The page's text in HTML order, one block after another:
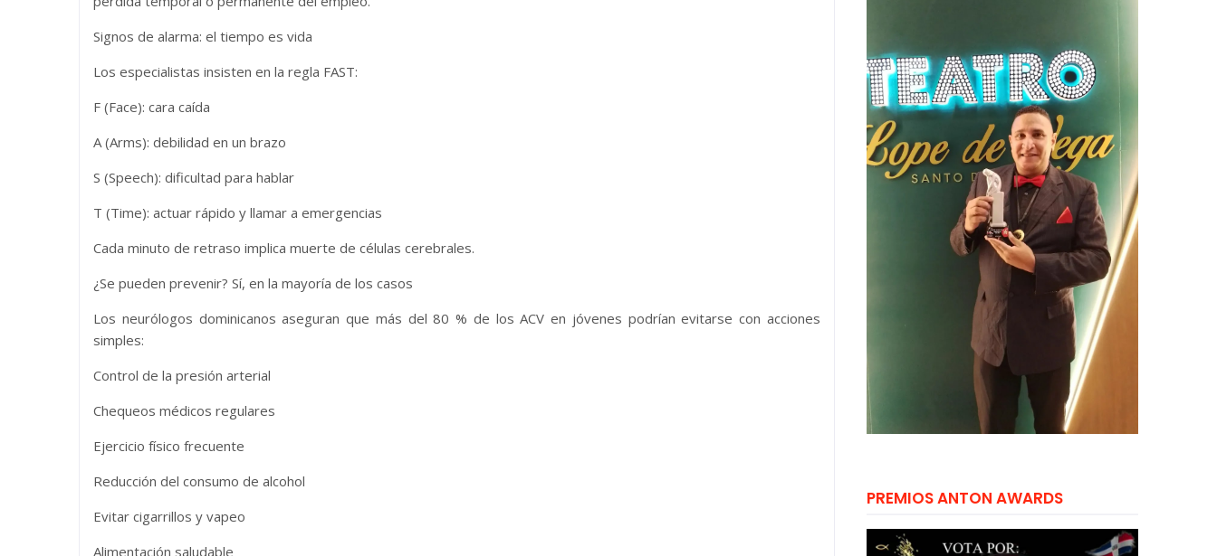
Signos de alarma: el tiempo es vida
Los especialistas insisten en la regla FAST:
F (Face): cara caída
A (Arms): debilidad en un brazo
S (Speech): dificultad para hablar
T (Time): actuar rápido y llamar a emergencias
Cada minuto de retraso implica muerte de células cerebrales.
¿Se pueden prevenir? Sí, en la mayoría de los casos
Los neurólogos dominicanos aseguran que más del 80 % de los ACV en jóvenes podrían evitarse con acciones
simples:
Control de la presión arterial
Chequeos médicos regulares
Ejercicio físico frecuente
Reducción del consumo de alcohol
Evitar cigarrillos y vapeo
Alimentación saludable
PREMIOS ANTON AWARDS